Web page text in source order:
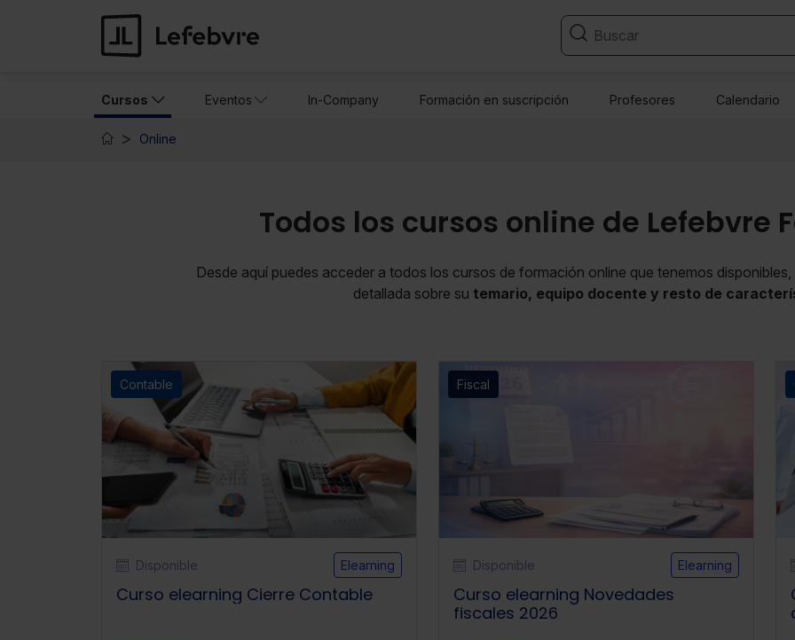
Cursos Eventos In-Company Formación en suscripción Profesores Calendario
Online
Todos los cursos online de Lefebvre
Desde aquí puedes acceder a todos los cursos de formación online que tenemos
detallada sobre su temario, equipo docente y resto de
Contable
Disponible Elearning
Curso elearning Cierre Contable
Fiscal
Disponible Elearning
Curso elearning Novedades
fiscales 2026